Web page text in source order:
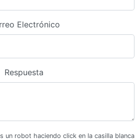
Electrónico
Respuesta
un robot haciendo click en la casilla blanca